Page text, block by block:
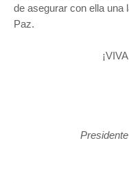
de asegurar con ella una
Paz.